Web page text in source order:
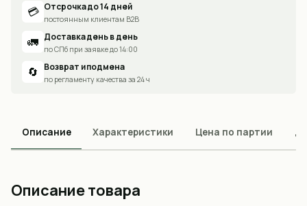
💳 Отсрочка до 14 дней
постоянным клиентам B2B
🚛 Доставка день в день
по СПб при заявке до 14:00
🔄 Возврат и подмена
по регламенту качества за 24 ч
Описание Характеристики Цена по партии
Описание товара